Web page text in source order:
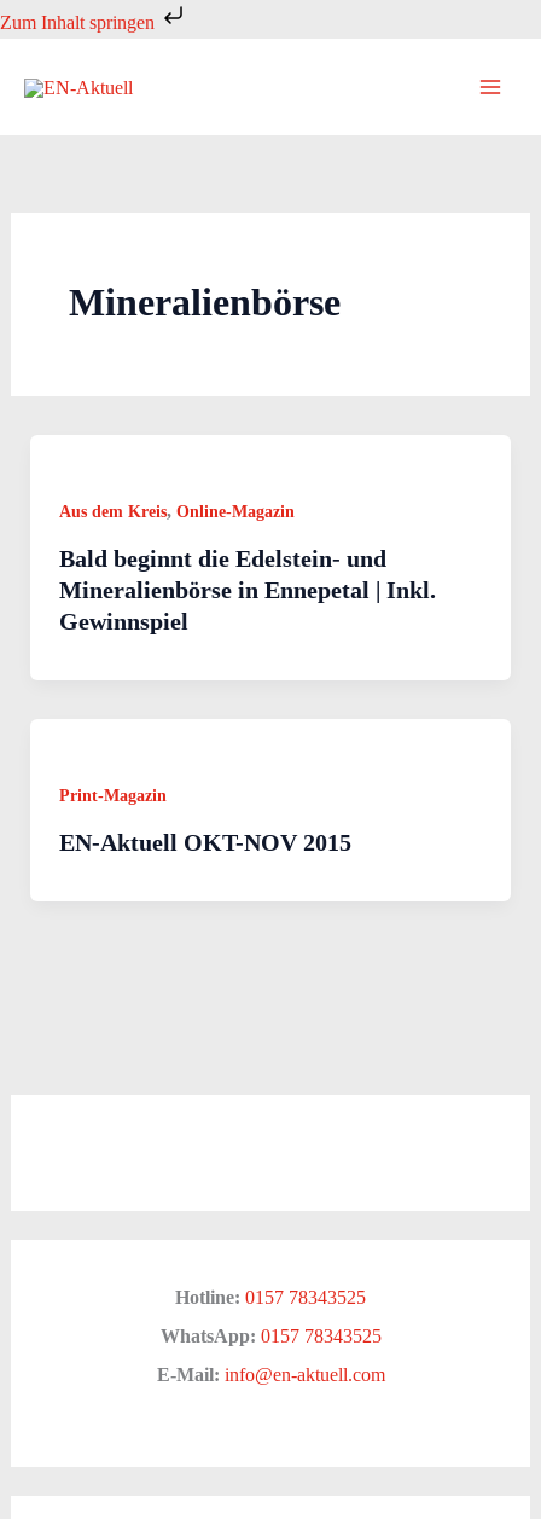
Zum Inhalt springen
Zum
springen
Mineralienbörse
Aus dem Kreis, Online-Magazin
Bald beginnt die Edelstein- und
Mineralienbörse in Ennepetal | Inkl.
Gewinnspiel
Print-Magazin
EN-Aktuell OKT-NOV 2015
Hotline: 0157 78343525
WhatsApp: 0157 78343525
E-Mail: info@en-aktuell.com